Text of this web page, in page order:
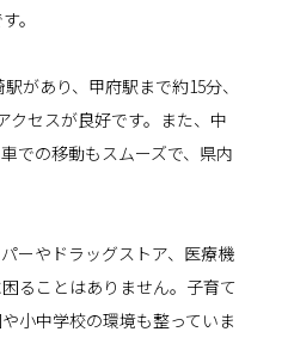
。
があり、甲府駅まで約15分、
クセスが良好です。また、中
での移動もスムーズで、県内
ーやドラッグストア、医療機
ることはありません。子育て
小中学校の環境も整っていま